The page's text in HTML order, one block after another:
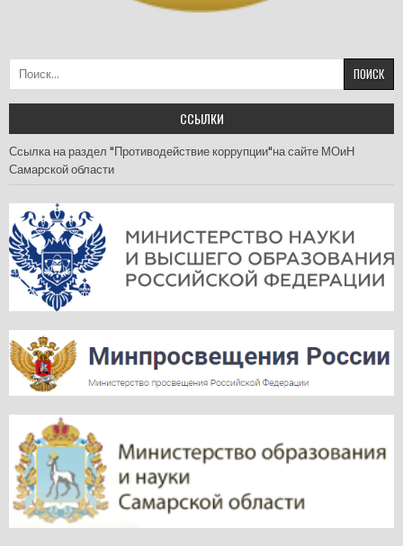
ССЫЛКИ
Ссылка на раздел "Противодействие коррупции"на сайте МОиН
Самарской области